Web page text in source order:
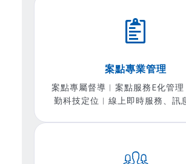
案點專業管理
案點專屬督導︱案點服務E化管理
勤科技定位︱線上即時服務、訊